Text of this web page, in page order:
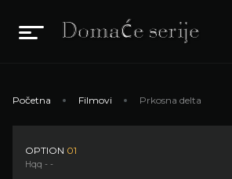
Početna Filmovi Prkosna delta
OPTION 01
Hqq - -